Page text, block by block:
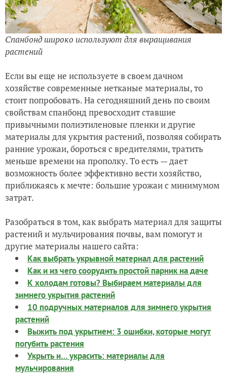
Спанбонд широко используют для выращивания
растений
Если вы еще не используете в своем дачном
хозяйстве современные нетканые материалы, то
стоит попробовать. На сегодняшний день по своим
свойствам спанбонд превосходит ставшие
привычными полиэтиленовые пленки и другие
материалы для укрытия растений, позволяя собирать
ранние урожаи, бороться с вредителями, тратить
меньше времени на прополку. То есть — дает
возможность более эффективно вести хозяйство,
приближаясь к мечте: большие урожаи с минимумом
затрат.
Разобраться в том, как выбрать материал для защиты
растений и мульчирования почвы, вам помогут и
другие материалы нашего сайта:
Как выбрать укрывной материал для растений
Как и из чего соорудить простой парник на даче
К холодам готовы? Выбираем материалы для
зимнего укрытия растений
10 подручных материалов для зимнего укрытия
растений
Выжить под укрытием: 3 ошибки, которые могут
погубить растения
Укрыть и… украсить: материалы для
мульчирования